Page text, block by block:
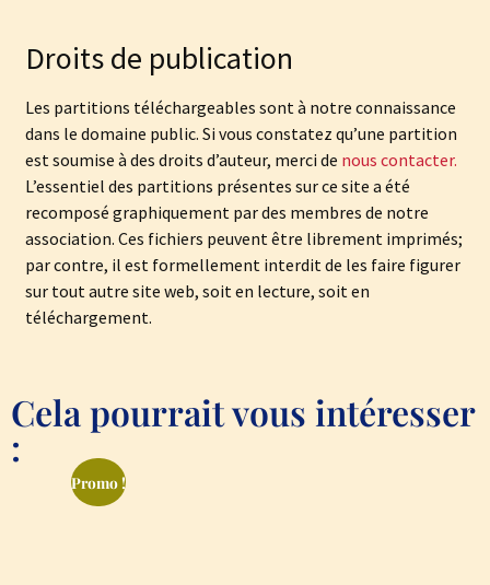
Droits de publication
Les partitions téléchargeables sont à notre connaissance
dans le domaine public. Si vous constatez qu’une partition
est soumise à des droits d’auteur, merci de nous contacter.
L’essentiel des partitions présentes sur ce site a été
recomposé graphiquement par des membres de notre
association. Ces fichiers peuvent être librement imprimés;
par contre, il est formellement interdit de les faire figurer
sur tout autre site web, soit en lecture, soit en
téléchargement.
Cela pourrait vous intéresser
:
Promo !